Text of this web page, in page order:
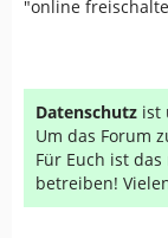
"online
Datenschutz ist
Um das Forum
Für Euch ist
betreiben!